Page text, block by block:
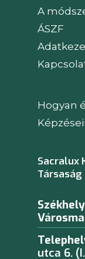
A
ÁSZF
Hogyan
Sacralux
Társaság
utca 6.